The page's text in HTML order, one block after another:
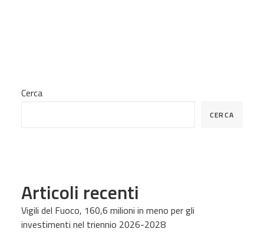
Cerca
CERCA
Articoli recenti
Vigili del Fuoco, 160,6 milioni in meno per gli
investimenti nel triennio 2026-2028